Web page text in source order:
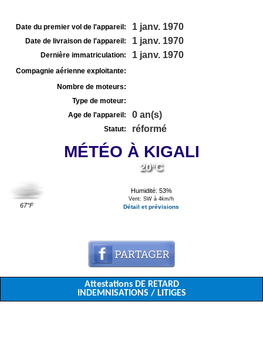
Date du premier vol de l'appareil: 1 janv. 1970
Date de livraison de l'appareil: 1 janv. 1970
Dernière immatriculation: 1 janv. 1970
Compagnie aérienne exploitante:
Nombre de moteurs:
Type de moteur:
Age de l'appareil:
0 an(s)
Statut: réformé
MÉTÉO À KIGALI
67°F
20°C
Humidité: 53%
Vent: SW à 4km/h
Détail et prévisions
Attestations DE RETARD
INDEMNISATIONS / LITIGES